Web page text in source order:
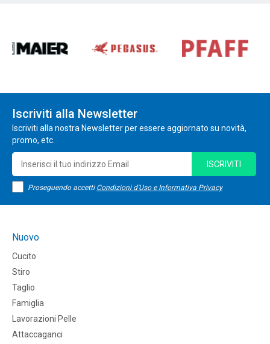
Iscriviti alla Newsletter
Iscriviti alla nostra Newsletter per essere aggiornato su novità,
promo, etc.
Proseguendo accetti Condizioni d'Uso e Informativa Privacy
ISCRIVITI
Nuovo
Cucito
Stiro
Taglio
Famiglia
Lavorazioni Pelle
Attaccaganci